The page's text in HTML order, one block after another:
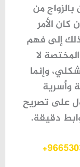
من
الأمر
إلى فهم
لا
وإنما
وأسرية
على تصريح
دقيقة.